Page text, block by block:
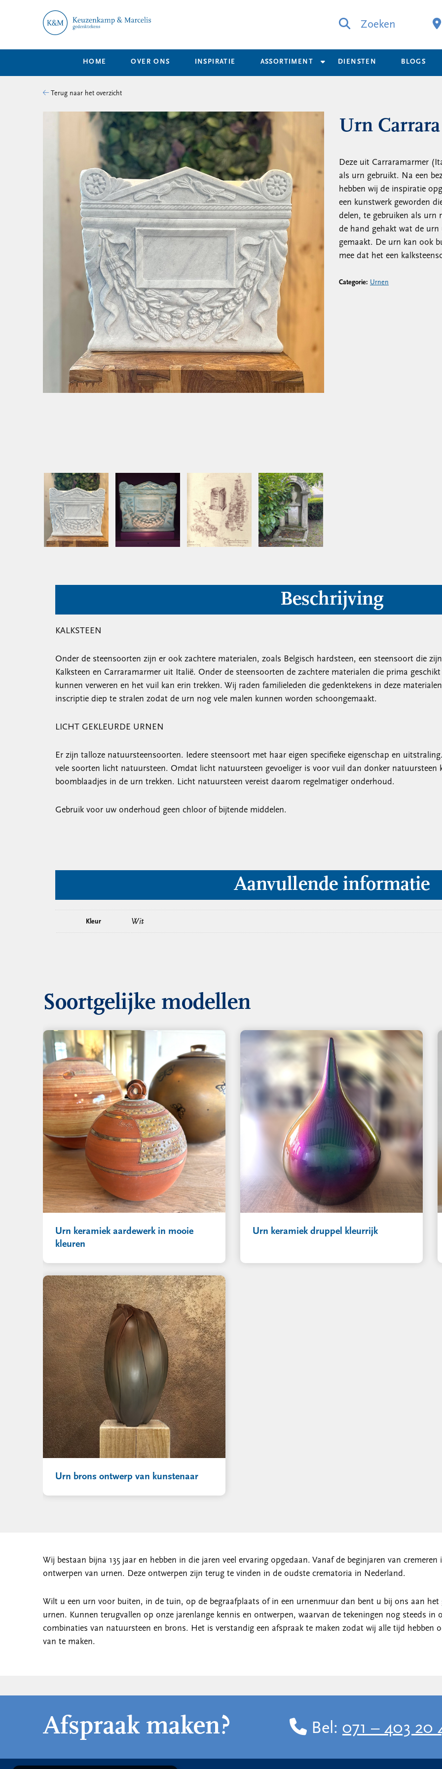
Zoeken
HOME OVER ONS INSPIRATIE ASSORTIMENT DIENSTEN BLOGS
Terug naar het overzicht
Urn
Deze uit Carraramarmer
als urn gebruikt. Na een
hebben wij de inspiratie
een kunstwerk geworden
delen, te gebruiken als urn
de hand gehakt wat de
gemaakt. De urn kan ook
mee dat het een
Categorie: Urnen
Beschrijving
KALKSTEEN
Onder de steensoorten zijn er ook zachtere materialen, zoals Belgisch hardsteen, een steensoort die
Kalksteen en Carraramarmer uit Italië. Onder de steensoorten de zachtere materialen die prima
kunnen verweren en het vuil kan erin trekken. Wij raden familieleden die gedenktekens in deze
inscriptie diep te stralen zodat de urn nog vele malen kunnen worden schoongemaakt.
LICHT GEKLEURDE URNEN
Er zijn talloze natuursteensoorten. Iedere steensoort met haar eigen specifieke eigenschap en
vele soorten licht natuursteen. Omdat licht natuursteen gevoeliger is voor vuil dan donker natuursteen
boomblaadjes in de urn trekken. Licht natuursteen vereist daarom regelmatiger onderhoud.
Gebruik voor uw onderhoud geen chloor of bijtende middelen.
Aanvullende informatie
Kleur Wit
Soortgelijke modellen
Urn keramiek aardewerk in mooie
kleuren
Urn keramiek druppel kleurrijk
Urn brons ontwerp van kunstenaar
Wij bestaan bijna 135 jaar en hebben in die jaren veel ervaring opgedaan. Vanaf de beginjaren van
ontwerpen van urnen. Deze ontwerpen zijn terug te vinden in de oudste crematoria in Nederland.
Wilt u een urn voor buiten, in de tuin, op de begraafplaats of in een urnenmuur dan bent u bij ons aan het
urnen. Kunnen terugvallen op onze jarenlange kennis en ontwerpen, waarvan de tekeningen nog steeds in
combinaties van natuursteen en brons. Het is verstandig een afspraak te maken zodat wij alle tijd hebben
van te maken.
Afspraak maken? Bel: 071 – 403 20